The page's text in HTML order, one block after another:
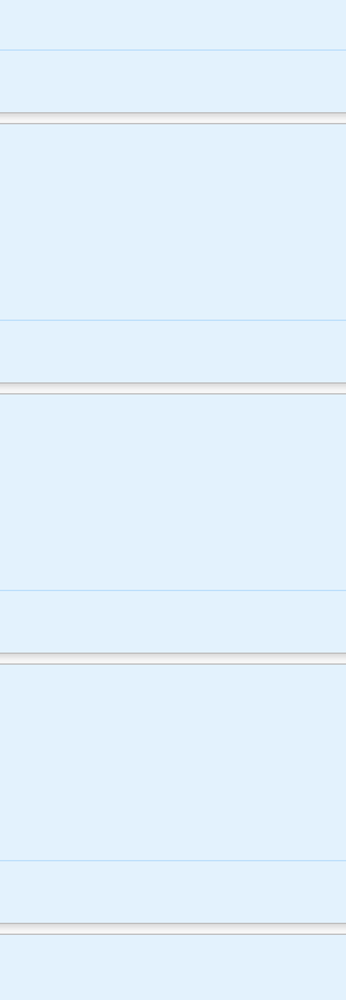
z drugiej – z wieloma Pacjentami, dla nas
z drugiej – z wieloma Pacjentami, dla nas
z drugiej – z wieloma Pacjentami, dla nas
z drugiej – z wieloma Pacjentami, dla nas